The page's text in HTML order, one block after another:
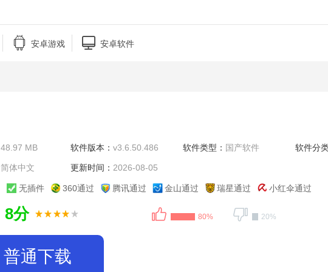
 安卓游戏  安卓软件
48.97 MB 软件版本： v3.6.50.486 软件类型： 国产软件 软件分类
简体中文 更新时间： 2026-08-05
无插件 360通过 腾讯通过 金山通过 瑞星通过 小红伞通过
8分 80% 20%
普通下载